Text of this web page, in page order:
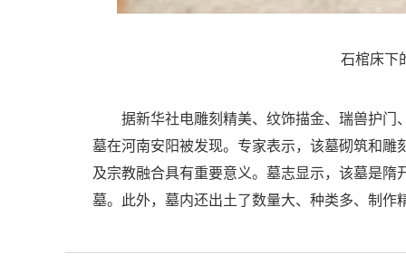
石棺床下
据新华社电雕刻精美、纹饰描金、瑞兽护门
墓在河南安阳被发现。专家表示，该墓砌筑和
及宗教融合具有重要意义。墓志显示，该墓是
墓。此外，墓内还出土了数量大、种类多、制作